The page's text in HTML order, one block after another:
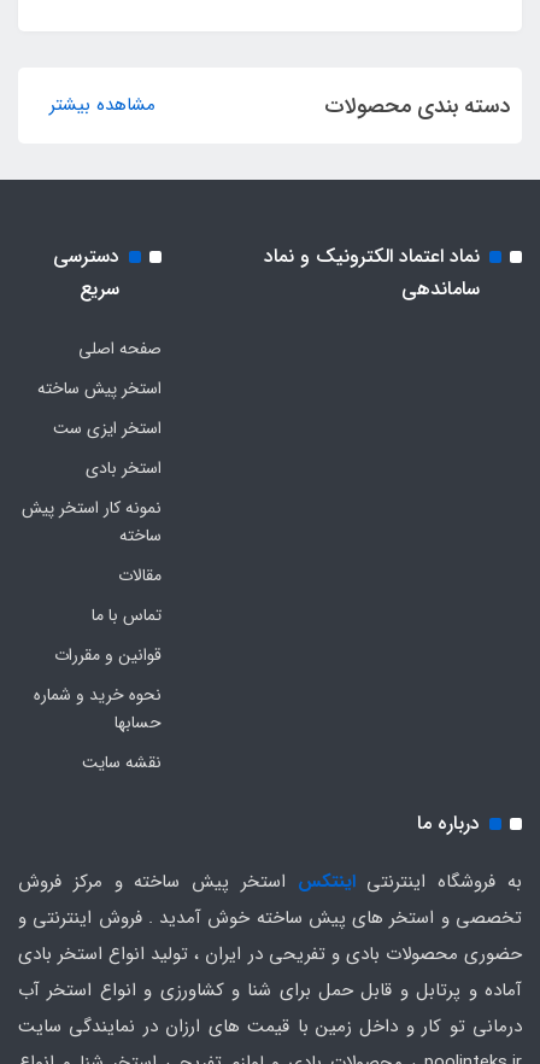
دسته بندی محصولات مشاهده بیشتر
نماد اعتماد الکترونیک و نماد
ساماندهی
دسترسی
سریع
صفحه اصلی
استخر پیش ساخته
استخر ایزی ست
استخر بادی
نمونه کار استخر پیش
ساخته
مقالات
تماس با ما
قوانین و مقررات
نحوه خرید و شماره
حسابها
نقشه سایت
درباره ما
به فروشگاه اینترنتیاینتکس استخر پیش ساخته و مرکز فروش
تخصصی و استخر های پیش ساخته خوش آمدید . فروش اینترنتی و
حضوری محصولات بادی و تفریحی در ایران ، تولید انواع استخر بادی
آماده و پرتابل و قابل حمل برای شنا و کشاورزی و انواع استخر آب
درمانی تو کار و داخل زمین با قیمت های ارزان در نمایندگی سایت